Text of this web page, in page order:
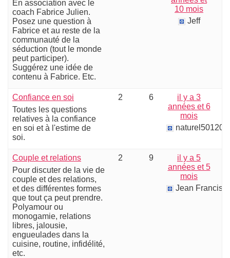
En association avec le
coach Fabrice Julien.
Posez une question à
Fabrice et au reste de la
communauté de la
séduction (tout le monde
peut participer).
Suggérez une idée de
contenu à Fabrice. Etc.
10 mois
Jeff
Confiance en soi
Toutes les questions
relatives à la confiance
en soi et à l'estime de
soi.
2 6
il y a 3
années et 6
mois
Couple et relations
Pour discuter de la vie de
couple et des relations,
et des différentes formes
que tout ça peut prendre.
Polyamour ou
monogamie, relations
libres, jalousie,
engueulades dans la
cuisine, routine, infidélité,
etc.
2 9
il y a 5
années et 5
mois
Jean Francis